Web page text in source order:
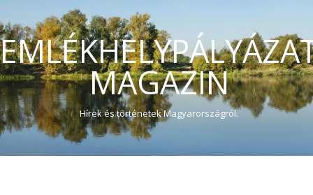
MAGAZIN
Hírek és történetek Magyarországról.